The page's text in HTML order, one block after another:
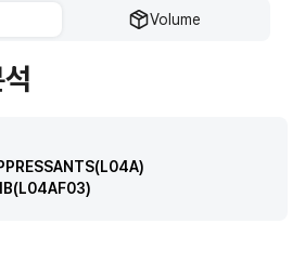
Volume
(L04A)
(L04AF03)